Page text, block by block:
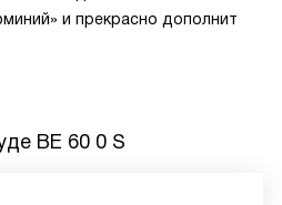
и прекрасно дополнит
BE 60 0 S